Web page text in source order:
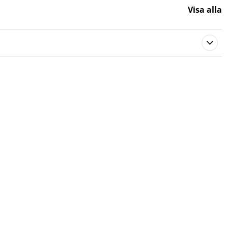
Visa alla